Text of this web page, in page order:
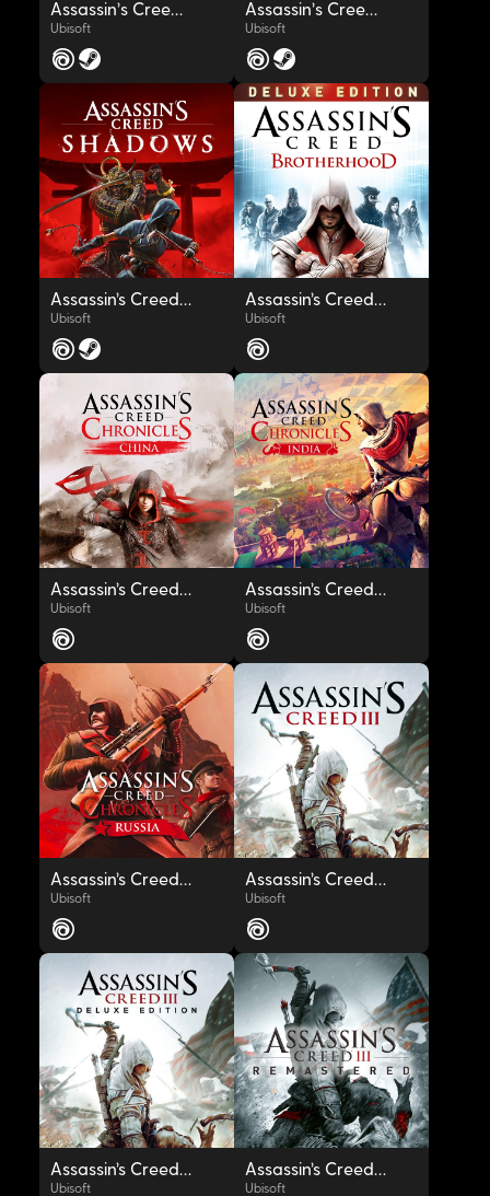
OYNAT
Assassin's Creed® Unity
Ubisoft
OYNAT
Assassin's Creed™: Director's Cut Edition
Ubisoft
OYNAT
Assassin’s Creed Shadows
Ubisoft
OYNAT
Assassin’s Creed® Brotherhood Deluxe Edition
Ubisoft
OYNAT
Assassin’s Creed® Chronicles: China
Ubisoft
OYNAT
Assassin’s Creed® Chronicles: India
Ubisoft
OYNAT
Assassin’s Creed® Chronicles: Russia
Ubisoft
OYNAT
Assassin’s Creed® III
Ubisoft
Assassin’s Creed® III Deluxe Edition
Ubisoft
Assassin’s Creed® III Remastered
Ubisoft